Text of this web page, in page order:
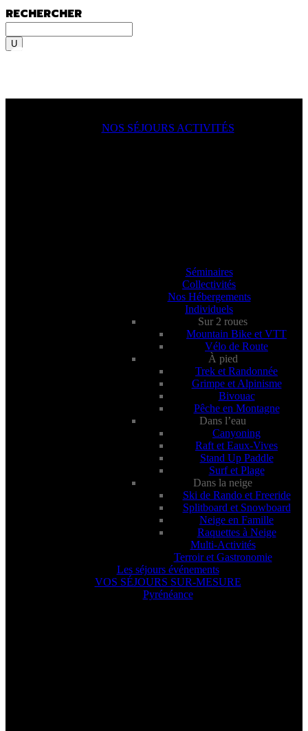
RECHERCHER
NOS SÉJOURS ACTIVITÉS
Séminaires
Collectivités
Nos Hébergements
Individuels
Sur 2 roues
Mountain Bike et VTT
Vélo de Route
À pied
Trek et Randonnée
Grimpe et Alpinisme
Bivouac
Pêche en Montagne
Dans l’eau
Canyoning
Raft et Eaux-Vives
Stand Up Paddle
Surf et Plage
Dans la neige
Ski de Rando et Freeride
Splitboard et Snowboard
Neige en Famille
Raquettes à Neige
Multi-Activités
Terroir et Gastronomie
Les séjours événements
VOS SÉJOURS SUR-MESURE
Pyrénéance